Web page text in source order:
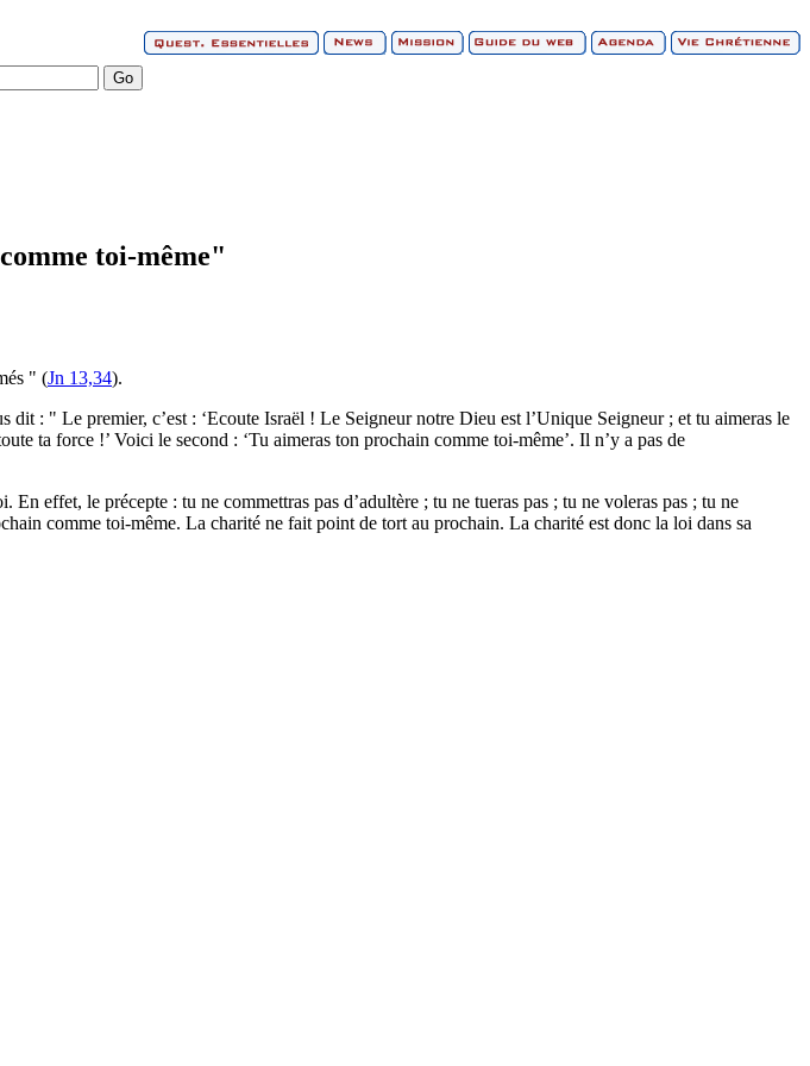
toi-même"
" (Jn 13,34).
dit : " Le premier, c’est : ‘Ecoute Israël ! Le Seigneur notre Dieu est l’Unique Seigneur ; et tu aimeras le
ta force !’ Voici le second : ‘Tu aimeras ton prochain comme toi-même’. Il n’y a pas de
effet, le précepte : tu ne commettras pas d’adultère ; tu ne tueras pas ; tu ne voleras pas ; tu ne
comme toi-même. La charité ne fait point de tort au prochain. La charité est donc la loi dans sa